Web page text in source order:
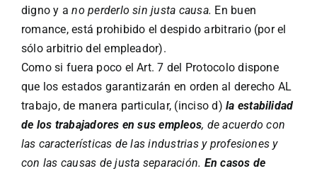
digno y ano perderlo sin justa causa. En buen
romance, está prohibido el despido arbitrario (por el
sólo arbitrio del empleador).
Como si fuera poco el Art. 7 del Protocolo dispone
que los estados garantizarán en orden al derecho AL
trabajo, de manera particular, (inciso d)la estabilidad
de los trabajadores en sus empleos, de acuerdo con
las características de las industrias y profesiones y
con las causas de justa separación. En casos de